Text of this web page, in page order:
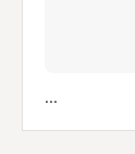
...